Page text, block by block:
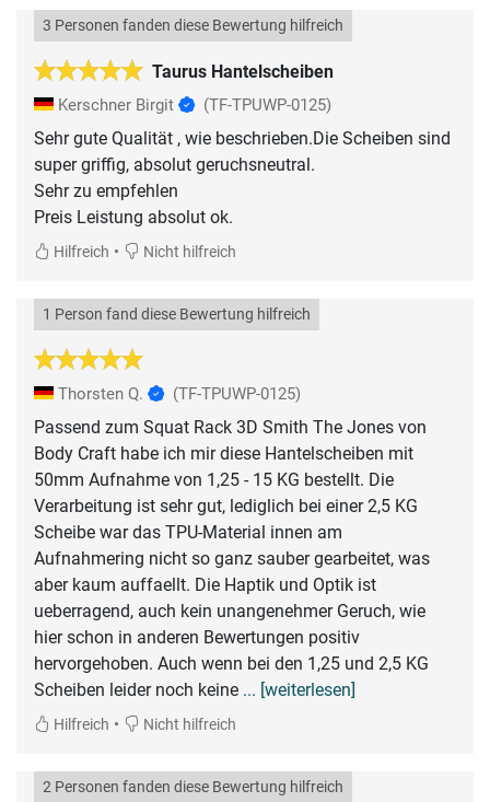
Taurus Hantelscheiben
3 Personen fanden diese Bewertung hilfreich
Kerschner Birgit (TF-TPUWP-0125)
Sehr gute Qualität , wie beschrieben.Die Scheiben sind
super griffig, absolut geruchsneutral.
Sehr zu empfehlen
Hilfreich • Nicht hilfreich
1 Person fand diese Bewertung hilfreich
Thorsten Q. (TF-TPUWP-0125)
Passend zum Squat Rack 3D Smith The Jones von
Body Craft habe ich mir diese Hantelscheiben mit
50mm Aufnahme von 1,25 - 15 KG bestellt. Die
Verarbeitung ist sehr gut, lediglich bei einer 2,5 KG
Scheibe war das TPU-Material innen am
Aufnahmering nicht so ganz sauber gearbeitet, was
aber kaum auffaellt. Die Haptik und Optik ist
ueberragend, auch kein unangenehmer Geruch, wie
hier schon in anderen Bewertungen positiv
hervorgehoben. Auch wenn bei den 1,25 und 2,5 KG
Scheiben leider noch keine ... [weiterlesen]
Hilfreich • Nicht hilfreich
2 Personen fanden diese Bewertung hilfreich